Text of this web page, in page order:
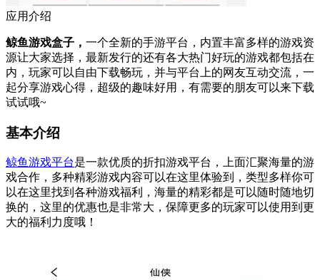
应用介绍
鲸鱼游戏盒子， 一个全新的手游平台，内置丰富多样的游戏资
源让大家选择，最新发行的还有各大热门好玩的游戏都包括在
内，玩家可以自由下载畅玩，并与平台上的网友互动交流，一
起分享游戏心得，超级的趣味好用，有需要的朋友可以来下载
试试哦~
基本介绍
鲸鱼游戏平台是一款优质的折扣游戏平台，上面汇聚海量的游
戏合作，多种精彩游戏内容可以在这里体验到，类型多样你可
以在这里找到各种游戏福利，海量的精彩都是可以随时随地切
换的，这里的优惠也是非常大，保障更多的玩家可以使用到更
大的福利力度哦！